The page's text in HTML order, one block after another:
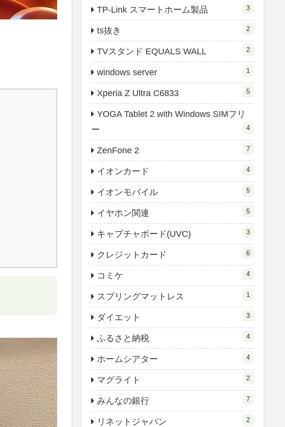
TP-Link スマートホーム製品 3
ts抜き 2
TVスタンド EQUALS WALL 2
windows server 1
Xperia Z Ultra C6833 5
YOGA Tablet 2 with Windows SIMフリ
ー
4
ZenFone 2 7
イオンカード 4
イオンモバイル 5
イヤホン関連 5
キャプチャボード(UVC) 3
クレジットカード 6
コミケ 4
スプリングマットレス 1
ダイエット 3
ふるさと納税 4
ホームシアター 4
マグライト 2
みんなの銀行 7
リネットジャパン 2